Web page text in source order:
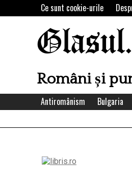
to
Ce sunt cookie-urile
Români și
Antiromânism Bulgaria
Left
Asides